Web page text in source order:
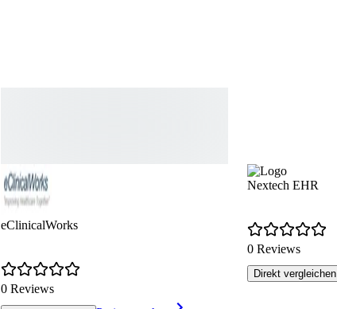
eClinicalWorks
0 Reviews
Nextech EHR
0 Reviews
Direkt vergleichen